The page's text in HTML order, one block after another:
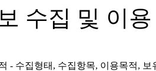
수집 및 이용
- 수집형태, 수집항목, 이용목적, 보